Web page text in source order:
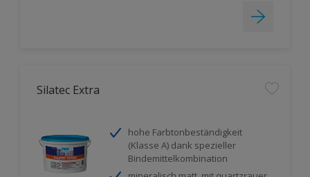
Silatec Extra
hohe Farbtonbeständigkeit
(Klasse A) dank spezieller
Bindemittelkombination